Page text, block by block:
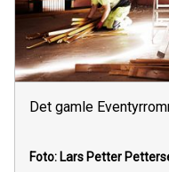
Det gamle
Foto: Lars Petter